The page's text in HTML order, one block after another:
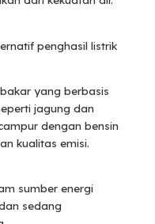
penghasil listrik
yang berbasis
jagung dan
dengan bensin
kualitas emisi.
sumber energi
sedang